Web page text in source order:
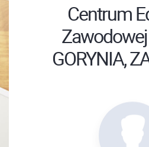
Centrum
GORYNIA,